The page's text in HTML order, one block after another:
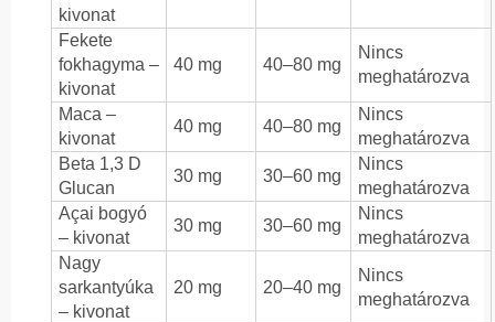
kivonat
Fekete
fokhagyma –
kivonat
40 mg 40–80 mg
Nincs
meghatározva
Maca –
kivonat
40 mg 40–80 mg
Nincs
meghatározva
Beta 1,3 D
Glucan
30 mg 30–60 mg
Nincs
meghatározva
Açai bogyó
– kivonat
30 mg 30–60 mg
Nincs
meghatározva
Nagy
sarkantyúka
– kivonat
20 mg 20–40 mg
Nincs
meghatározva